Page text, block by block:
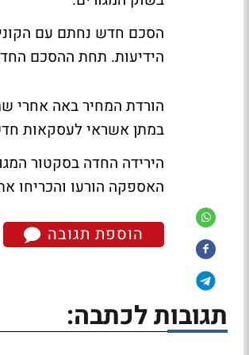
הידיעות. תחת ההסכם החדש, הום דיפו
הורדת המחיר באה אחרי
במתן אשראי לעסקאות
הירידה החדה בסקטור
האספקה הורעו והכריחו
הוספת תגובה
תגובות לכתבה: